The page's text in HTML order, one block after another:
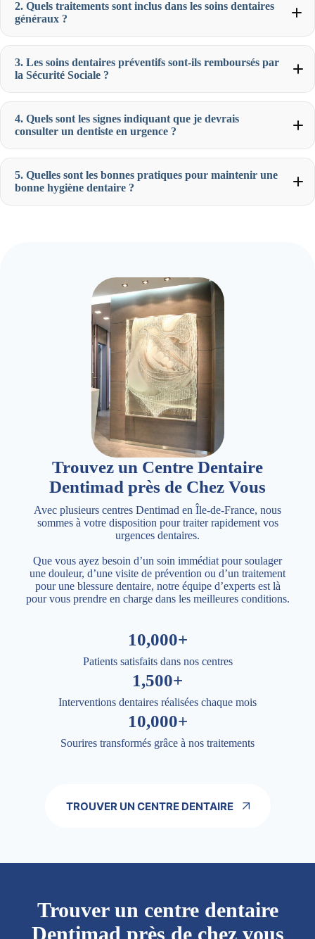
2. Quels traitements sont inclus dans les soins dentaires
généraux ?
3. Les soins dentaires préventifs sont-ils remboursés par
la Sécurité Sociale ?
4. Quels sont les signes indiquant que je devrais
consulter un dentiste en urgence ?
5. Quelles sont les bonnes pratiques pour maintenir une
bonne hygiène dentaire ?
Trouvez un Centre Dentaire
Dentimad près de Chez Vous
Avec plusieurs centres Dentimad en Île-de-France, nous
sommes à votre disposition pour traiter rapidement vos
urgences dentaires.
Que vous ayez besoin d’un soin immédiat pour soulager
une douleur, d’une visite de prévention ou d’un traitement
pour une blessure dentaire, notre équipe d’experts est là
pour vous prendre en charge dans les meilleures conditions.
10,000+
Patients satisfaits dans nos centres
1,500+
Interventions dentaires réalisées chaque mois
10,000+
Sourires transformés grâce à nos traitements
TROUVER UN CENTRE DENTAIRE
Trouver un centre dentaire
Dentimad près de chez vous